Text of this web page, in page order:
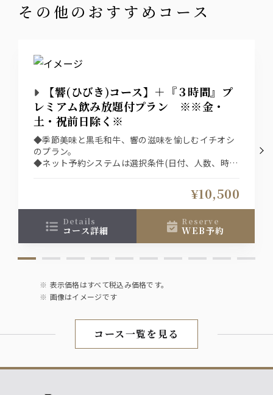
・トマトサワー
・梅干しサワー
梅酒
サントリー 南高梅酒
※ロック、水割り、ソーダ割り、お湯割り
ジン
ジャパンクラフト『六ROKU』
・ジンソーダ
・ジントニック
ジャパンクラフト『白HAKU』
・ウォッカソーダ
・モスコミュール
ワイン
【白】ヴィッラビアンキ ビアンコ
【泡】ラルス スプマンテ ブリュット
その他のおすすめコース
【響(ひびき)コース】＋『３時間』プ
レミアム飲み放題付プラン ※※金・
土・祝前日除く※
◆季節美味と黒毛和牛、響の滋味を愉しむイチオシ
のプラン。
◆ネット予約システムは選択条件(日付、人数、時
¥10,500
details
コース詳細
reserve
WEB予約
表示価格はすべて税込み価格です。
画像はイメージです
コース一覧を見る